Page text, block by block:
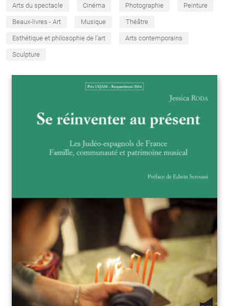
Arts du spectacle Cinéma Photographie Peinture
Beaux-livres - Art Musique Théâtre
Esthétique et philosophie de l'art Arts contemporains
Sculpture